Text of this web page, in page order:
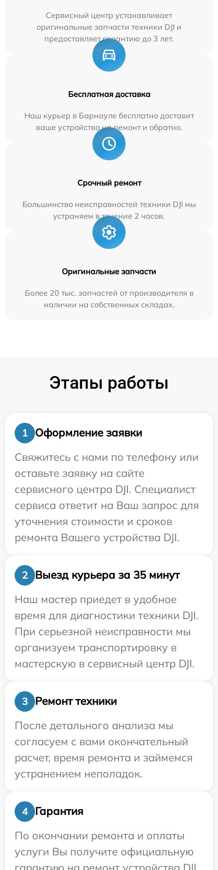
Сервисный центр устанавливает
оригинальные запчасти техники DJI и
предоставляет гарантию до 3 лет.
Бесплатная доставка
Наш курьер в Барнауле бесплатно доставит
ваше устройство на ремонт и обратно.
Срочный ремонт
Большинство неисправностей техники DJI мы
устраняем в течение 2 часов.
Оригинальные запчасти
Более 20 тыс. запчастей от производителя в
наличии на собственных складах.
Этапы работы
1
Оформление заявки
Свяжитесь с нами по телефону или
оставьте заявку на сайте
сервисного центра DJI. Специалист
сервиса ответит на Ваш запрос для
уточнения стоимости и сроков
ремонта Вашего устройства DJI.
2
Выезд курьера за 35 минут
Наш мастер приедет в удобное
время для диагностики техники DJI.
При серьезной неисправности мы
организуем транспортировку в
мастерскую в сервисный центр DJI.
3
Ремонт техники
После детального анализа мы
согласуем с вами окончательный
расчет, время ремонта и займемся
устранением неполадок.
4
Гарантия
По окончании ремонта и оплаты
услуги Вы получите официальную